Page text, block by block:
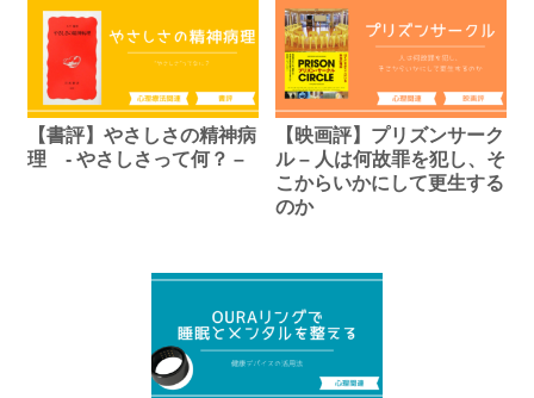
【書評】やさしさの精神病
理 - やさしさって何？ –
【映画評】プリズンサーク
ル – 人は何故罪を犯し、そ
こからいかにして更生する
のか